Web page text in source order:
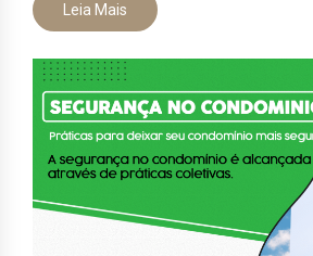
Leia Mais